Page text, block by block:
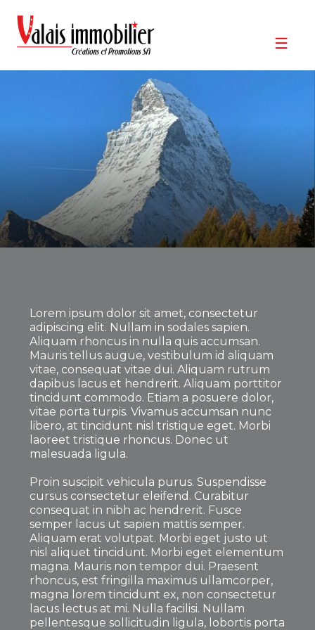
Lorem ipsum dolor sit amet, consectetur
adipiscing elit. Nullam in sodales sapien.
Aliquam rhoncus in nulla quis accumsan.
Mauris tellus augue, vestibulum id aliquam
vitae, consequat vitae dui. Aliquam rutrum
dapibus lacus et hendrerit. Aliquam porttitor
tincidunt commodo. Etiam a posuere dolor,
vitae porta turpis. Vivamus accumsan nunc
libero, at tincidunt nisl tristique eget. Morbi
laoreet tristique rhoncus. Donec ut
malesuada ligula.
Proin suscipit vehicula purus. Suspendisse
cursus consectetur eleifend. Curabitur
consequat in nibh ac hendrerit. Fusce
semper lacus ut sapien mattis semper.
Aliquam erat volutpat. Morbi eget justo ut
nisl aliquet tincidunt. Morbi eget elementum
magna. Mauris non tempor dui. Praesent
rhoncus, est fringilla maximus ullamcorper,
magna lorem tincidunt ex, non consectetur
lacus lectus at mi. Nulla facilisi. Nullam
pellentesque sollicitudin ligula, lobortis porta